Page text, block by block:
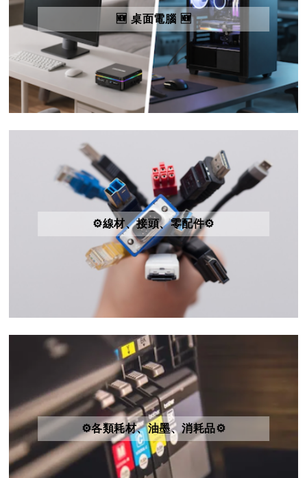
🆕 桌面電腦 🆕
⚙️線材、接頭、零配件⚙️
⚙️各類耗材、油墨、消耗品⚙️